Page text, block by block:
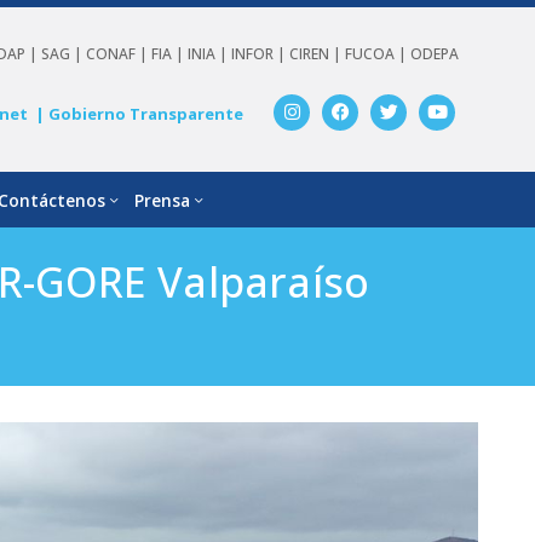
| SAG | CONAF |FIA |INIA |INFOR | CIREN |FUCOA | ODEPA
| Gobierno Transparente
Contáctenos Prensa
Valparaíso